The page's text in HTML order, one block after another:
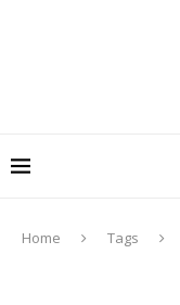
Home Tags